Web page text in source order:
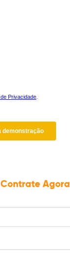
Contrate Agora